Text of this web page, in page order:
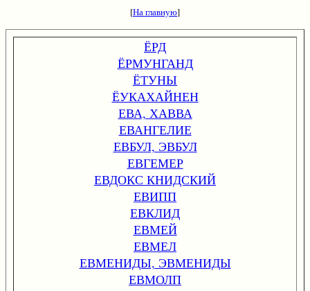
[На главную]
ЁРД
ЁРМУНГАНД
ЁТУНЫ
ЁУКАХАЙНЕН
ЕВА, ХАВВА
ЕВАНГЕЛИЕ
ЕВБУЛ, ЭВБУЛ
ЕВГЕМЕР
ЕВДОКС КНИДСКИЙ
ЕВИПП
ЕВКЛИД
ЕВМЕЙ
ЕВМЕЛ
ЕВМЕНИДЫ, ЭВМЕНИДЫ
ЕВМОЛП